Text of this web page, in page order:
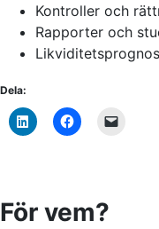
Kontroller och
Rapporter och
Likviditetsprognos
Dela:
För vem?